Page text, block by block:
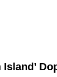
Island’